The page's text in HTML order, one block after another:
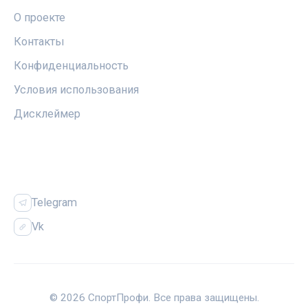
О проекте
Контакты
Конфиденциальность
Условия использования
Дисклеймер
Telegram
Vk
© 2026 СпортПрофи. Все права защищены.